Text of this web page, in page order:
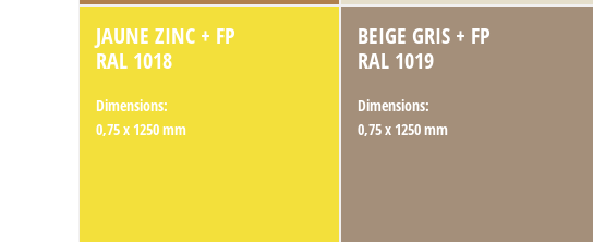
JAUNE ZINC + FP
RAL 1018
Dimensions:
0,75 x 1250 mm
BEIGE GRIS + FP
RAL 1019
Dimensions:
0,75 x 1250 mm